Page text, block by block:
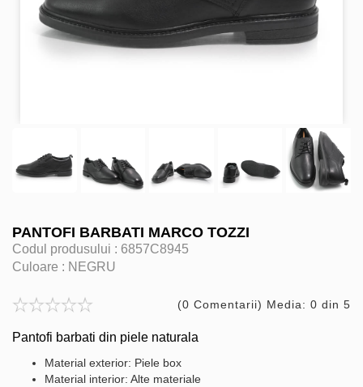
PANTOFI BARBATI MARCO TOZZI
Codul produsului : 6857C8945
Culoare : NEGRU
(0 Comentarii) Media: 0 din 5
Pantofi barbati din piele naturala
Material exterior: Piele box
Material interior: Alte materiale